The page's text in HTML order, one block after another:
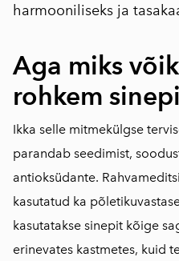
harmooniliseks ja
Aga miks
rohkem
Ikka selle mitmekülgse
parandab seedimist,
antioksüdante.
kasutatud ka
kasutatakse sinepit kõige
erinevates kastmetes, kuid